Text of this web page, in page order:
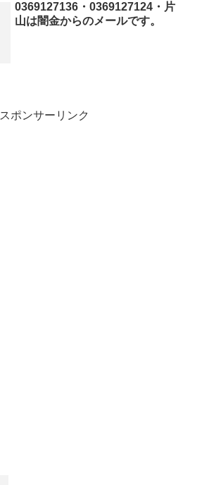
0369127136・0369127124・片
山は闇金からのメールです。
スポンサーリンク